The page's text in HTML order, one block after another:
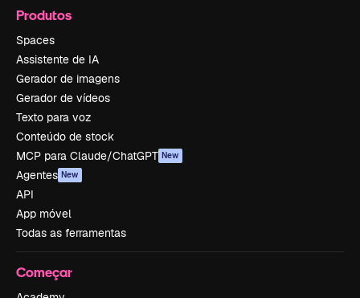
Produtos
Spaces
Assistente de IA
Gerador de imagens
Gerador de vídeos
Texto para voz
Conteúdo de stock
MCP para Claude/ChatGPT New
Agentes New
API
App móvel
Todas as ferramentas
Começar